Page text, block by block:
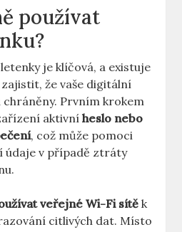
používat
je klíčová, a existuje
že vaše digitální
Prvním krokem
aktivníheslo nebo
, což může pomoci
údaje v případě ztráty
veřejné Wi-Fi sítě k
citlivých dat. Místo